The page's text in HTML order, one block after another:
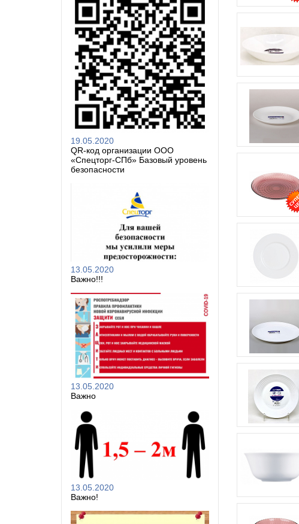
19.05.2020
QR-код организации ООО
«Спецторг-СПб» Базовый уровень
безопасности
13.05.2020
Важно!!!
13.05.2020
Важно
13.05.2020
Важно!